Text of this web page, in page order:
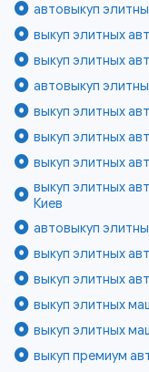
автовыкуп
выкуп элитных
выкуп элитных
автовыкуп
выкуп элитных
выкуп элитных
выкуп элитных
выкуп элитных
Киев
автовыкуп
выкуп элитных
выкуп элитных
выкуп элитных
выкуп элитных
выкуп премиум